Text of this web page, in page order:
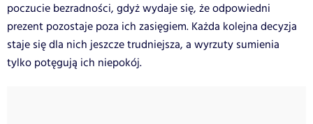
poczucie bezradności, gdyż wydaje się, że odpowiedni
prezent pozostaje poza ich zasięgiem. Każda kolejna decyzja
staje się dla nich jeszcze trudniejsza, a wyrzuty sumienia
tylko potęgują ich niepokój.